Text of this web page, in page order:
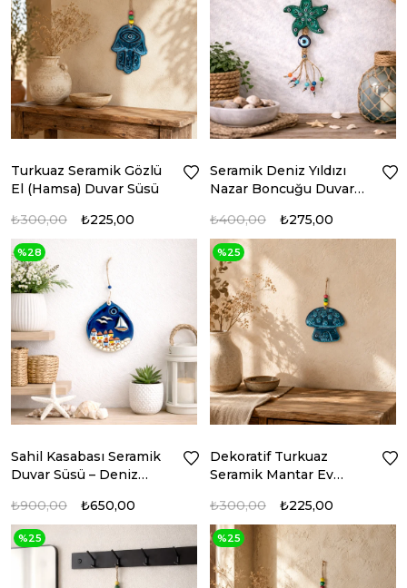
Turkuaz Seramik Gözlü
El (Hamsa) Duvar Süsü
₺225,00
₺300,00
Seramik Deniz Yıldızı
Nazar Boncuğu Duvar
₺275,00
₺400,00
Sahil Kasabası Seramik
Duvar Süsü – Deniz
₺650,00
₺900,00
%28
Dekoratif Turkuaz
Seramik Mantar Ev
₺225,00
₺300,00
%25
%25 %25